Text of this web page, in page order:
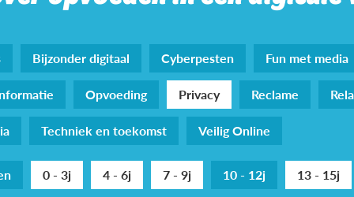
Bijzonder digitaal Cyberpesten Fun met media
Opvoeding Privacy Reclame
Techniek en toekomst Veilig Online
0 - 3j 4 - 6j 7 - 9j 10 - 12j 13 - 15j